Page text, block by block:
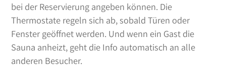
bei der Reservierung angeben können. Die
Thermostate regeln sich ab, sobald Türen oder
Fenster geöffnet werden. Und wenn ein Gast die
Sauna anheizt, geht die Info automatisch an alle
anderen Besucher.